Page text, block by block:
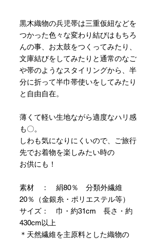
黒木織物の兵児帯は三重仮紐などを
つかった色々な変わり結びはもちろ
んの事、お太鼓をつくってみたり、
文庫結びをしてみたりと通常のなご
や帯のようなスタイリングから、半
分に折って半巾帯使いをしてみたり
と自由自在。
薄くて軽い生地ながら適度なハリ感
も〇。
しわも気になりにくいので、ご旅行
先でお着物を楽しみたい時の
お供にも！
素材 ： 絹80％ 分類外繊維
20％（金銀糸・ポリエステル等）
サイズ： 巾・約31cm 長さ・約
430cm以上
＊天然繊維を主原料とした織物の